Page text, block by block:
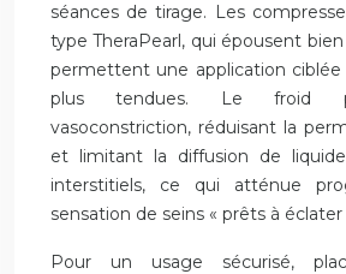
séances de tirage. Les
type TheraPearl, qui épousent
permettent une application ciblée
plus tendues. Le froid
vasoconstriction, réduisant la
et limitant la diffusion de
interstitiels, ce qui atténue
sensation de seins « prêts à éclater
Pour un usage sécurisé,